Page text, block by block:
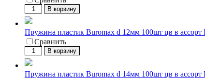
В корзину
Пружина пластик Buromax d 12мм 100шт цв в ассорт
Сравнить
В корзину
Пружина пластик Buromax d 14мм 100шт цв в ассорт